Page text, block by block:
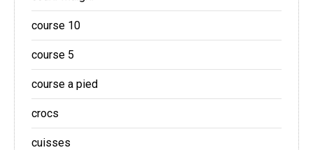
course 10
course 5
course a pied
crocs
cuisses